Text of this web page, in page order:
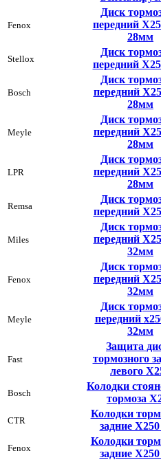
Fenox
Диск
передний
28мм
Stellox
Диск
передний
Bosch
Диск
передний
28мм
Meyle
Диск
передний
28мм
LPR
Диск
передний
28мм
Remsa
Диск
передний
Miles
Диск
передний
32мм
Fenox
Диск
передний
32мм
Meyle
Диск
передний
32мм
Fast
Защита
тормозного
левого
Bosch
Колодки
тормоза
CTR
Колодки
задние
Fenox
Колодки
задние